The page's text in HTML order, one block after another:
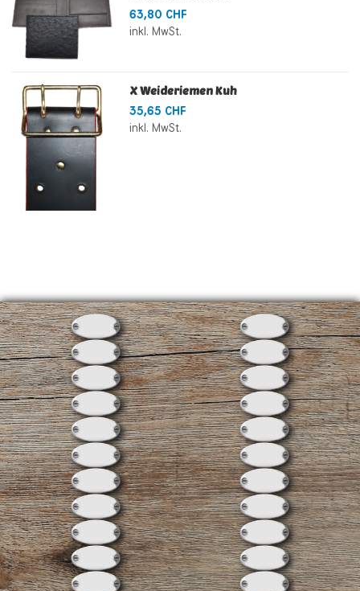
63,80 CHF
inkl. MwSt.
X Weideriemen Kuh
35,65 CHF
inkl. MwSt.